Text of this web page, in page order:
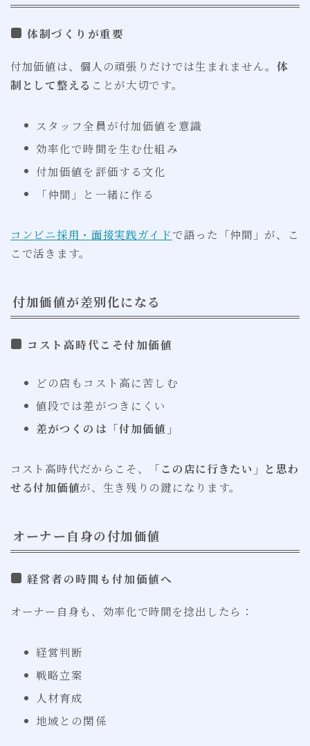
体制づくりが重要
付加価値は、個人の頑張りだけでは生まれません。体
制として整える ことが大切です。
スタッフ全員が付加価値を意識
効率化で時間を生む仕組み
付加価値を評価する文化
「仲間」と一緒に作る
コンビニ採用・面接実践ガイドで語った「仲間」が、こ
こで活きます。
付加価値が差別化になる
コスト高時代こそ付加価値
どの店もコスト高に苦しむ
値段では差がつきにくい
差がつくのは「付加価値」
コスト高時代だからこそ、
「この店に行きたい」と思わ
せる付加価値が、生き残りの鍵になります。
オーナー自身の付加価値
経営者の時間も付加価値へ
オーナー自身も、効率化で時間を捻出したら：
経営判断
戦略立案
人材育成
地域との関係